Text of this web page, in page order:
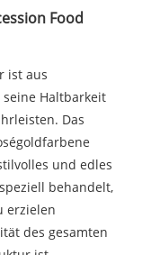
Food
ist aus
Haltbarkeit
Das
und edles
behandelt,
erzielen
des gesamten